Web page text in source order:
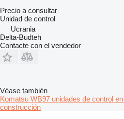
Precio a consultar
Unidad de control
Ucrania
Delta-Budteh
Contacte con el vendedor
Véase también
Komatsu WB97 unidades de control
construcción